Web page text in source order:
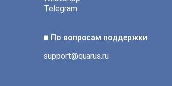
Telegram
По вопросам поддержки
support@quarus.ru